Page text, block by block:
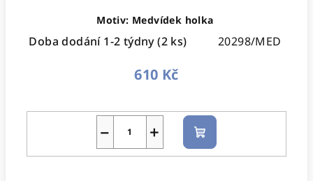
Motiv: Medvídek holka
Doba dodání 1-2 týdny(2 ks) 20298/MED
610 Kč
+
− Do
košíku